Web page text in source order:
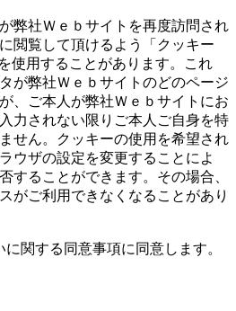
弊社Ｗｅｂサイトを再度訪問され
閲覧して頂けるよう「クッキー
使用することがあります。これ
が弊社Ｗｅｂサイトのどのページ
、ご本人が弊社Ｗｅｂサイトにお
力されない限りご本人ご自身を特
せん。クッキーの使用を希望され
ウザの設定を変更することによ
することができます。その場合、
がご利用できなくなることがあり
関する同意事項に同意します。